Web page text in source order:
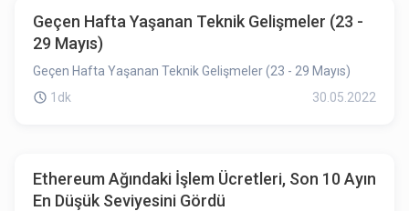
Geçen Hafta Yaşanan Teknik Gelişmeler (23 -
29 Mayıs)
Geçen Hafta Yaşanan Teknik Gelişmeler (23 - 29 Mayıs)
1dk
30.05.2022
Ethereum Ağındaki İşlem Ücretleri, Son 10 Ayın
En Düşük Seviyesini Gördü